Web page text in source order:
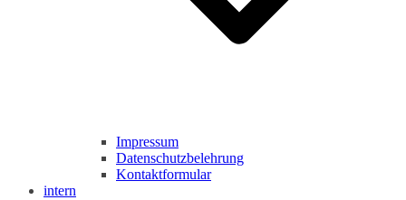
Impressum
Datenschutzbelehrung
Kontaktformular
intern